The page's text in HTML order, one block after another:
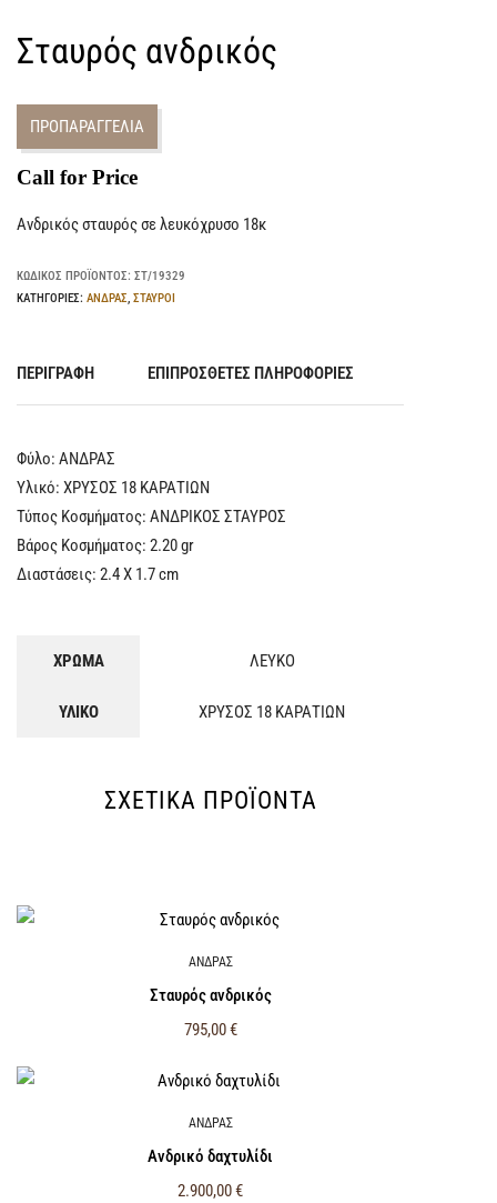
Σταυρός ανδρικός
ΠΡΟΠΑΡΑΓΓΕΛΙΑ
Call for Price
Ανδρικός σταυρός σε λευκόχρυσο 18κ
ΚΩΔΙΚΌΣ ΠΡΟΪΌΝΤΟΣ: ΣΤ/19329
ΚΑΤΗΓΟΡΊΕΣ: ΑΝΔΡΑΣ, ΣΤΑΥΡΟΙ
ΠΕΡΙΓΡΑΦΉ ΕΠΙΠΡΌΣΘΕΤΕΣ ΠΛΗΡΟΦΟΡΊΕΣ
Φύλο: ΑΝΔΡΑΣ
Υλικό: ΧΡΥΣΟΣ 18 ΚΑΡΑΤΙΩΝ
Τύπος Κοσμήματος: ΑΝΔΡΙΚΟΣ ΣΤΑΥΡΟΣ
Βάρος Κοσμήματος: 2.20 gr
Διαστάσεις: 2.4 Χ 1.7 cm
ΧΡΩΜΑ ΛΕΥΚΟ
ΥΛΙΚΟ ΧΡΥΣΟΣ 18 ΚΑΡΑΤΙΩΝ
ΣΧΕΤΙΚΆ ΠΡΟΪΌΝΤΑ
ΑΝΔΡΑΣ
Σταυρός ανδρικός
795,00€
ΑΝΔΡΑΣ
Ανδρικό δαχτυλίδι
2.900,00€